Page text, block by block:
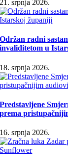
21. srpnja 2026.
Održan radni
invaliditetom u
18. srpnja 2026.
Predstavljene
prema
16. srpnja 2026.